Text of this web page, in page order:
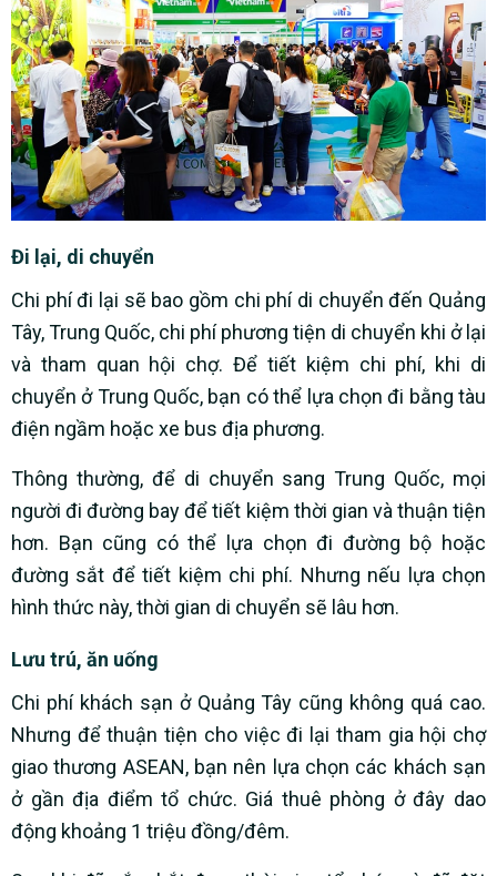
Đi lại, di chuyển
Chi phí đi lại sẽ bao gồm chi phí di chuyển đến Quảng
Tây, Trung Quốc, chi phí phương tiện di chuyển khi ở lại
và tham quan hội chợ. Để tiết kiệm chi phí, khi di
chuyển ở Trung Quốc, bạn có thể lựa chọn đi bằng tàu
điện ngầm hoặc xe bus địa phương.
Thông thường, để di chuyển sang Trung Quốc, mọi
người đi đường bay để tiết kiệm thời gian và thuận tiện
hơn. Bạn cũng có thể lựa chọn đi đường bộ hoặc
đường sắt để tiết kiệm chi phí. Nhưng nếu lựa chọn
hình thức này, thời gian di chuyển sẽ lâu hơn.
Lưu trú, ăn uống
Chi phí khách sạn ở Quảng Tây cũng không quá cao.
Nhưng để thuận tiện cho việc đi lại tham gia hội chợ
giao thương ASEAN, bạn nên lựa chọn các khách sạn
ở gần địa điểm tổ chức. Giá thuê phòng ở đây dao
động khoảng 1 triệu đồng/đêm.